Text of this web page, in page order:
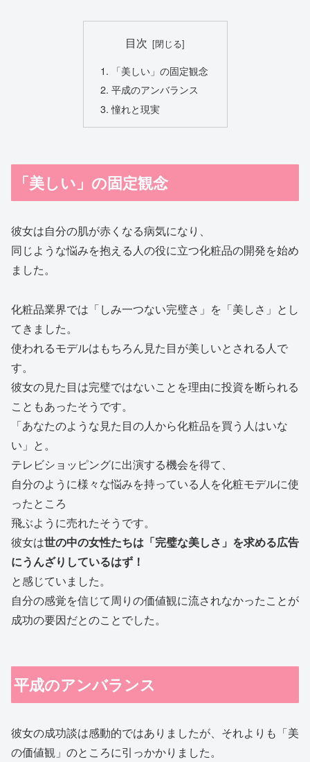
目次
「美しい」の固定観念
平成のアンバランス
憧れと現実
「美しい」の固定観念
彼女は自分の肌が赤くなる病気になり、
同じような悩みを抱える人の役に立つ化粧品の開発を始め
ました。
化粧品業界では「しみ一つない完璧さ」を「美しさ」とし
てきました。
使われるモデルはもちろん見た目が美しいとされる人で
す。
彼女の見た目は完璧ではないことを理由に投資を断られる
こともあったそうです。
「あなたのような見た目の人から化粧品を買う人はいな
い」と。
テレビショッピングに出演する機会を得て、
自分のように様々な悩みを持っている人を化粧モデルに使
ったところ
飛ぶように売れたそうです。
彼女は世の中の女性たちは「完璧な美しさ」を求める広告
にうんざりしているはず！
と感じていました。
自分の感覚を信じて周りの価値観に流されなかったことが
成功の要因だとのことでした。
平成のアンバランス
彼女の成功談は感動的ではありましたが、それよりも「美
の価値観」のところに引っかかりました。